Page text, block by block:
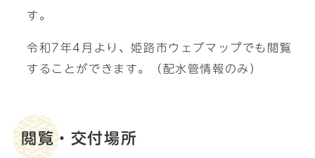
す。
令和7年4月より、姫路市ウェブマップでも閲覧
することができます。（配水管情報のみ）
閲覧・交付場所